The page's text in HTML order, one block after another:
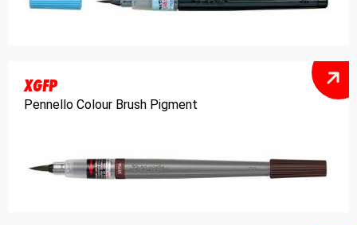
XGFP
Pennello Colour Brush Pigment